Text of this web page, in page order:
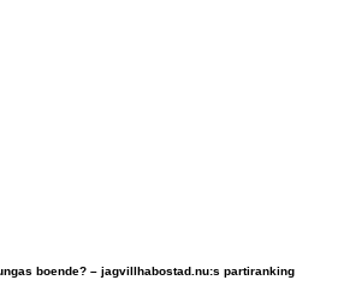
boende? – jagvillhabostad.nu:s partiranking